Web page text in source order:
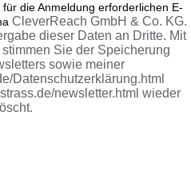
die Anmeldung erforderlichen E-
CleverReach GmbH & Co. KG.
dieser Daten an Dritte. Mit
Sie der Speicherung
sowie meiner
Datenschutzerklärung.html
newsletter.html wieder